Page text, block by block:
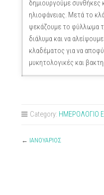
δημιουργούμε συνθήκες
ηλιοφάνειας. Μετά το
ψεκάζουμε το φύλλωμα
διάλυμα και να
κλαδέματος για να
μυκητολογικές και
Category: ΗΜΕΡΟΛΟΓΙΟ
← ΙΑΝΟΥΑΡΙΟΣ